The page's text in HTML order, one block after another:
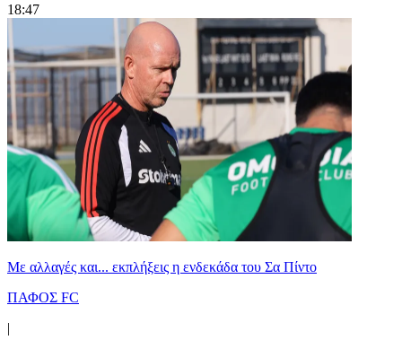
18:47
Με αλλαγές και... εκπλήξεις η ενδεκάδα του Σα Πίντο
ΠΑΦΟΣ FC
|